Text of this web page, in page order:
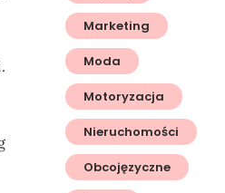
Marketing
Moda
Motoryzacja
Nieruchomości
Obcojęzyczne